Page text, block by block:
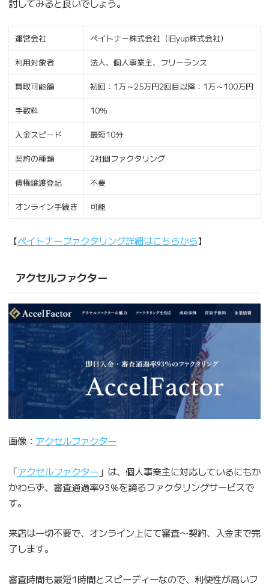
討してみると良いでしょう。
運営会社 ペイトナー株式会社（旧yup株式会社）
利用対象者 法人、個人事業主、フリーランス
買取可能額 初回：1万～25万円2回目以降：1万～100万円
手数料 10％
入金スピード 最短10分
契約の種類 2社間ファクタリング
債権譲渡登記 不要
オンライン手続き 可能
【ペイトナーファクタリング詳細はこちらから】
アクセルファクター
画像： アクセルファクター
「アクセルファクター 」は、個人事業主に対応しているにもか
かわらず、審査通過率93％を誇るファクタリングサービスで
す。
来店は一切不要で、オンライン上にて審査〜契約、入金まで完
了します。
審査時間も最短1時間とスピーディーなので、利便性が高いフ